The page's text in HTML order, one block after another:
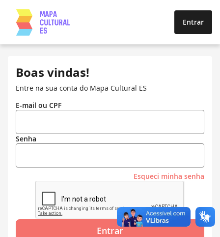
Entrar
Boas vindas!
Entre na sua conta do Mapa Cultural ES
E-mail ou CPF
Senha
Esqueci minha senha
Entrar